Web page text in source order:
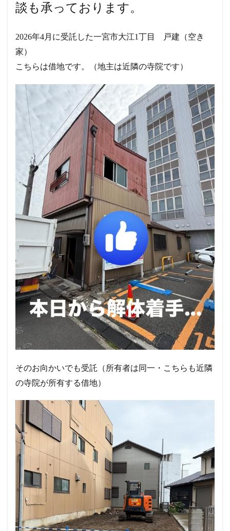
談も承っております。
2026年4月に受託した一宮市大江1丁目 戸建（空き
家）
こちらは借地です。（地主は近隣の寺院です）
そのお向かいでも受託（所有者は同一・こちらも近隣
の寺院が所有する借地）